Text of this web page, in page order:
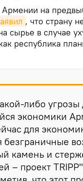
на
, что страну
сырье в случае
республика
либо угрозы
экономики
для
безграничные
камень и
– проект